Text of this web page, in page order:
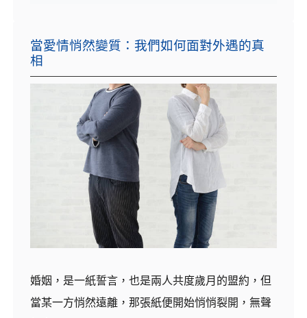
當愛情悄然變質：我們如何面對外遇的真
相
婚姻，是一紙誓言，也是兩人共度歲月的盟約，但
當某一方悄然遠離，那張紙便開始悄悄裂開，無聲